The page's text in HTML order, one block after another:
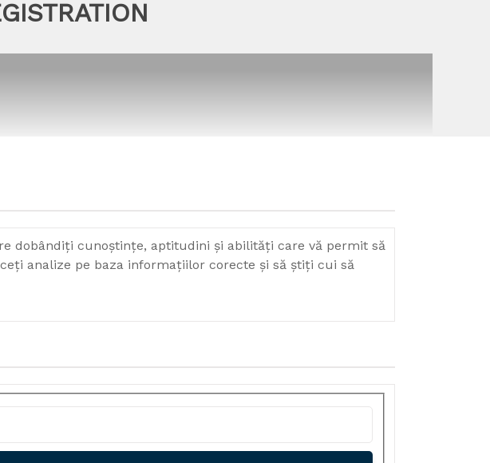
dobândiți cunoștințe, aptitudini și abilități care vă permit să
analize pe baza informațiilor corecte și să știți cui să